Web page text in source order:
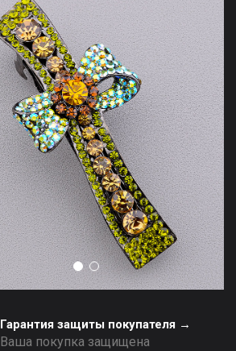
Гарантия защиты покупателя →
Ваша покупка защищена